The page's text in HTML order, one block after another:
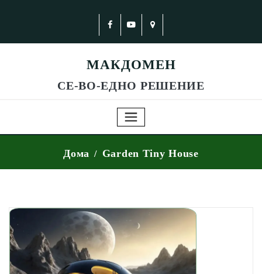
МАКДОМЕН
СЕ-ВО-ЕДНО РЕШЕНИЕ
Дома Garden Tiny House